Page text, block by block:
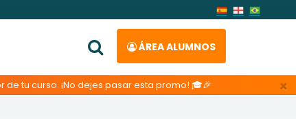
ÁREA ALUMNOS
×
tu curso. ¡No dejes pasar esta promo! 🎓🎉